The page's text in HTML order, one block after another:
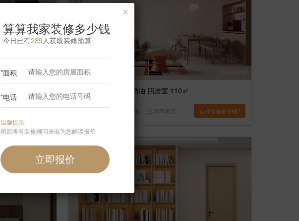
【案例】 【金鱼池】奶油 四居室 110㎡
3030浏览 这样装修多少钱?
×
算算我家装修多少钱
今日已有289 人获取装修预算
*面积
*电话
温馨提示:
稍后将有装修顾问来电为您解读报价